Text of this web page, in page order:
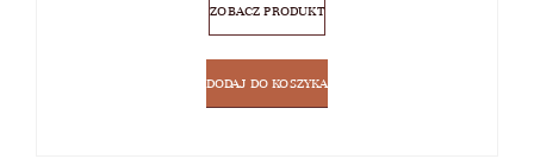
ZOBACZ PRODUKT
DODAJ DO KOSZYKA